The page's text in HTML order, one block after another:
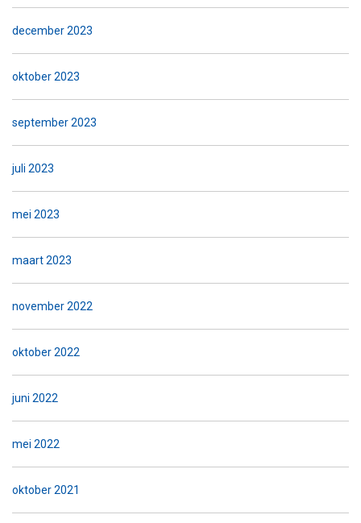
december 2023
oktober 2023
september 2023
juli 2023
mei 2023
maart 2023
november 2022
oktober 2022
juni 2022
mei 2022
oktober 2021